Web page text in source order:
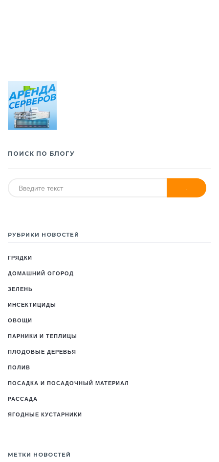
ПОИСК ПО БЛОГУ
РУБРИКИ НОВОСТЕЙ
ГРЯДКИ
ДОМАШНИЙ ОГОРОД
ЗЕЛЕНЬ
ИНСЕКТИЦИДЫ
ОВОЩИ
ПАРНИКИ И ТЕПЛИЦЫ
ПЛОДОВЫЕ ДЕРЕВЬЯ
ПОЛИВ
ПОСАДКА И ПОСАДОЧНЫЙ МАТЕРИАЛ
РАССАДА
ЯГОДНЫЕ КУСТАРНИКИ
МЕТКИ НОВОСТЕЙ